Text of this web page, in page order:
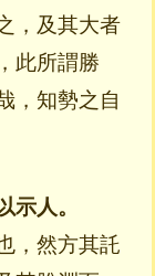
，及其大者
此所謂勝
，知勢之自
示人。
，然方其託